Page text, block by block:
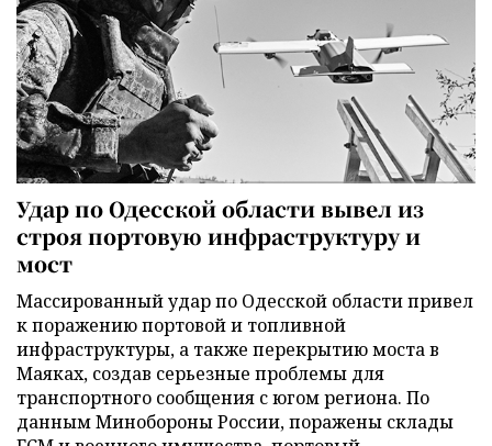
Удар по Одесской области вывел из
строя портовую инфраструктуру и
мост
Массированный удар по Одесской области привел
к поражению портовой и топливной
инфраструктуры, а также перекрытию моста в
Маяках, создав серьезные проблемы для
транспортного сообщения с югом региона. По
данным Минобороны России, поражены склады